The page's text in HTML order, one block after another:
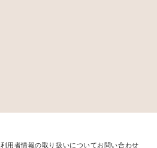
利用者情報の取り扱いについてお問い合わせ